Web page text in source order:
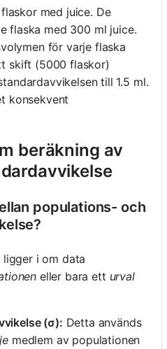
med juice. De
flaska med 300 ml juice.
för varje flaska
skift (5000 flaskor)
till 1.5 ml.
konsekvent
beräkning av
populations- och
ligger i om data
eller bara ett urval
(σ): Detta används
medlem av populationen